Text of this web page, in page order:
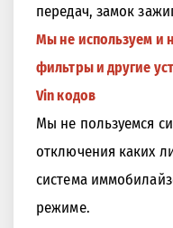
передач, замок
Мы не используем и
фильтры и другие
Vin кодов
Мы не пользуемся
отключения каких
система
режиме.